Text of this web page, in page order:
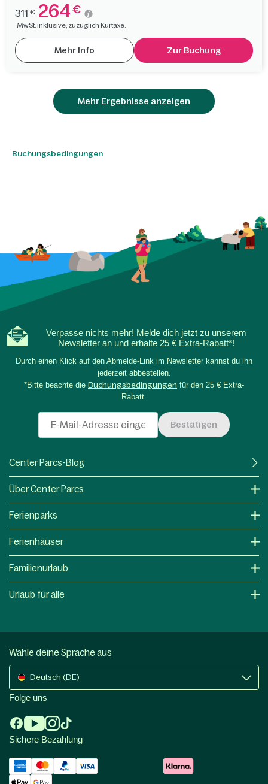
311 € 264 €
MwSt. inklusive, zuzüglich Kurtaxe.
Mehr Info Zur Buchung
Mehr Ergebnisse anzeigen
Buchungsbedingungen
Verpasse nichts mehr! Melde dich jetzt zu unserem
Newsletter an und erhalte 25 € Extra-Rabatt*!
Durch einen Klick auf den Abmelde-Link im Newsletter kannst du ihn
jederzeit abbestellen.
*Bitte beachte die Buchungsbedingungen für den 25 € Extra-
Rabatt.
Bestätigen
Center Parcs-Blog
Über Center Parcs
Ferienparks
Ferienhäuser
Familienurlaub
Urlaub für alle
Wähle deine Sprache aus
Deutsch (DE)
Folge uns
Sichere Bezahlung